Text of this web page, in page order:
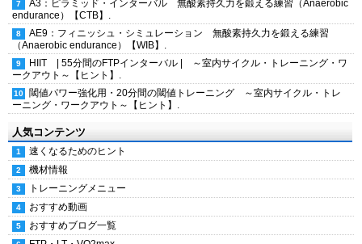
A3：ピラミッド・インターバル 無酸素持久力を鍛える練習（Anaerobic
endurance）【CTB】.
AE9：フィニッシュ・シミュレーション 無酸素持久力を鍛える練習
（Anaerobic endurance）【WIB】.
HIIT | 55分間のFTPインターバル | ～室内サイクル・トレーニング・ワ
ークアウト～【ヒント】.
閾値パワー強化用・20分間の閾値トレーニング ～室内サイクル・トレ
ーニング・ワークアウト～【ヒント】.
人気コンテンツ
速くなるためのヒント
機材情報
トレーニングメニュー
おすすめ動画
おすすめブログ一覧